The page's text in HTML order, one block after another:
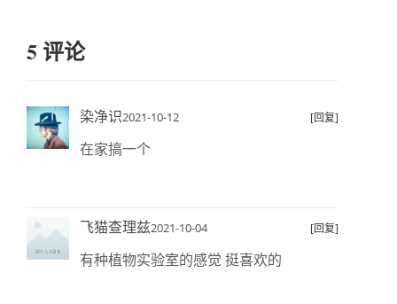
5 评论
染净识2021-10-12 [回复]
在家搞一个
飞猫查理兹2021-10-04 [回复]
有种植物实验室的感觉 挺喜欢的